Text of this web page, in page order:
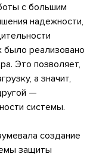
с большим
надежности,
было реализовано
Это позволяет,
а значит,
—
системы.
создание
защиты